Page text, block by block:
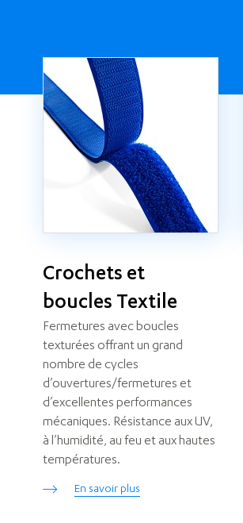
Crochets et
boucles Textile
Fermetures avec boucles
texturées offrant un grand
nombre de cycles
d’ouvertures/fermetures et
d’excellentes performances
mécaniques. Résistance aux UV,
à l’humidité, au feu et aux hautes
températures.
En savoir plus